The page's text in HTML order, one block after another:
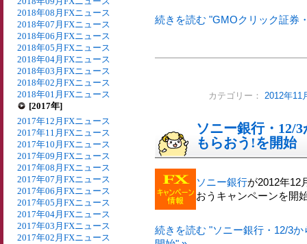
2018年08月FXニュース
2018年07月FXニュース
2018年06月FXニュース
2018年05月FXニュース
2018年04月FXニュース
2018年03月FXニュース
2018年02月FXニュース
2018年01月FXニュース
[2017年]
2017年12月FXニュース
2017年11月FXニュース
2017年10月FXニュース
2017年09月FXニュース
2017年08月FXニュース
2017年07月FXニュース
2017年06月FXニュース
2017年05月FXニュース
2017年04月FXニュース
2017年03月FXニュース
2017年02月FXニュース
続きを読む "GMOクリック証券
カテゴリー： 2012年11
ソニー銀行・12/
もらおう!を開始
ソニー銀行が2012年12
おうキャンペーンを開
続きを読む "ソニー銀行・12/3